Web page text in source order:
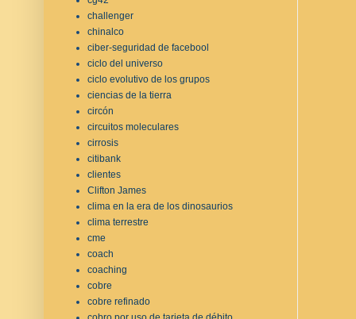
challenger
chinalco
ciber-seguridad de facebool
ciclo del universo
ciclo evolutivo de los grupos
ciencias de la tierra
circón
circuitos moleculares
cirrosis
citibank
clientes
Clifton James
clima en la era de los dinosaurios
clima terrestre
cme
coach
coaching
cobre
cobre refinado